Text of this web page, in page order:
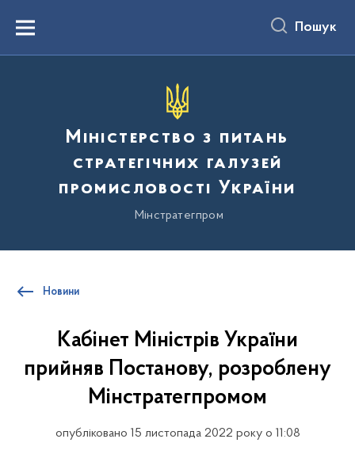
вмістуMenu Пошук
Міністерство з питань
стратегічних галузей
промисловості України
Мінстратегпром
Новини
Кабінет Міністрів України
прийняв Постанову, розроблену
Мінстратегпромом
опубліковано 15 листопада 2022 року о 11:08